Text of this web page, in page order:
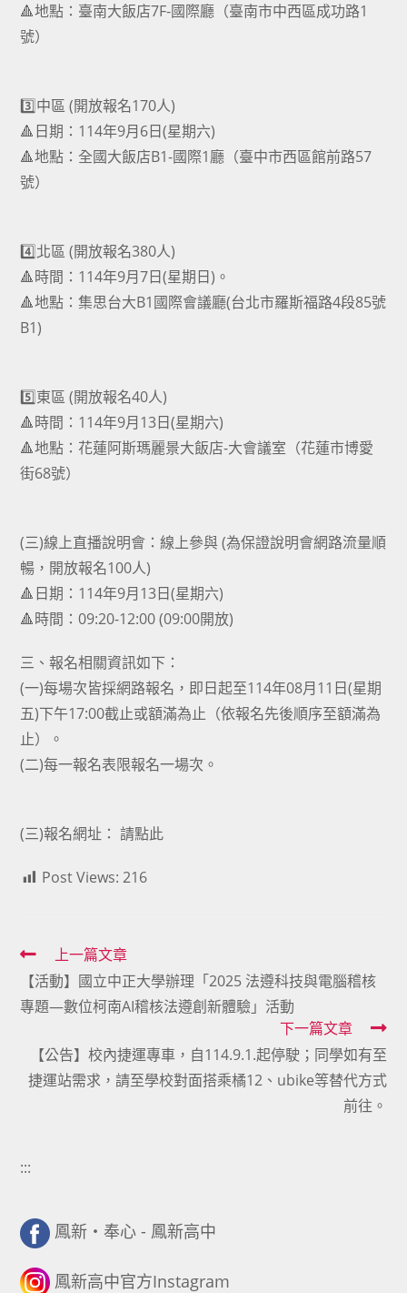
🔺地點：臺南大飯店7F-國際廳（臺南市中西區成功路1
號）
3️⃣中區 (開放報名170人)
🔺日期：114年9月6日(星期六)
🔺地點：全國大飯店B1-國際1廳（臺中市西區館前路57
號）
4️⃣北區 (開放報名380人)
🔺時間：114年9月7日(星期日)。
🔺地點：集思台大B1國際會議廳(台北市羅斯福路4段85號
B1)
5️⃣東區 (開放報名40人)
🔺時間：114年9月13日(星期六)
🔺地點：花蓮阿斯瑪麗景大飯店-大會議室（花蓮市博愛
街68號）
(三)線上直播說明會：線上參與 (為保證說明會網路流量順
暢，開放報名100人)
🔺日期：114年9月13日(星期六)
🔺時間：09:20-12:00 (09:00開放)
三、報名相關資訊如下：
(一)每場次皆採網路報名，即日起至114年08月11日(星期
五)下午17:00截止或額滿為止（依報名先後順序至額滿為
止）。
(二)每一報名表限報名一場次。
(三)報名網址： 請點此
Post Views: 216
Read
more
articles
上一篇文章
【活動】國立中正大學辦理「2025 法遵科技與電腦稽核
專題—數位柯南AI稽核法遵創新體驗」活動
下一篇文章
【公告】校內捷運專車，自114.9.1.起停駛；同學如有至
捷運站需求，請至學校對面搭乘橘12、ubike等替代方式
前往。
:::
鳳新・奉心 - 鳳新高中
鳳新高中官方Instagram